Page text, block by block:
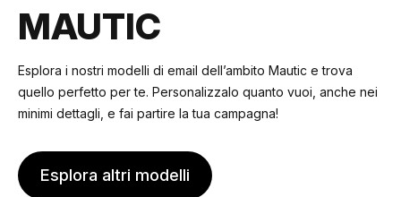
MAUTIC
Esplora i nostri modelli di email dell’ambito Mautic e trova
quello perfetto per te. Personalizzalo quanto vuoi, anche nei
minimi dettagli, e fai partire la tua campagna!
Esplora altri modelli